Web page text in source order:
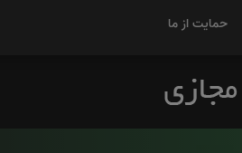
حمایت از ما